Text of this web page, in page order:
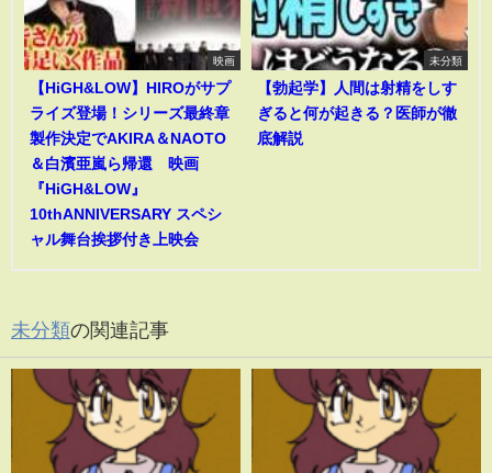
映画
【HiGH&LOW】HIROがサプ
ライズ登場！シリーズ最終章
製作決定でAKIRA＆NAOTO
＆白濱亜嵐ら帰還 映画
『HiGH&LOW』
10thANNIVERSARY スペシ
ャル舞台挨拶付き上映会
未分類
【勃起学】人間は射精をしす
ぎると何が起きる？医師が徹
底解説
未分類の関連記事